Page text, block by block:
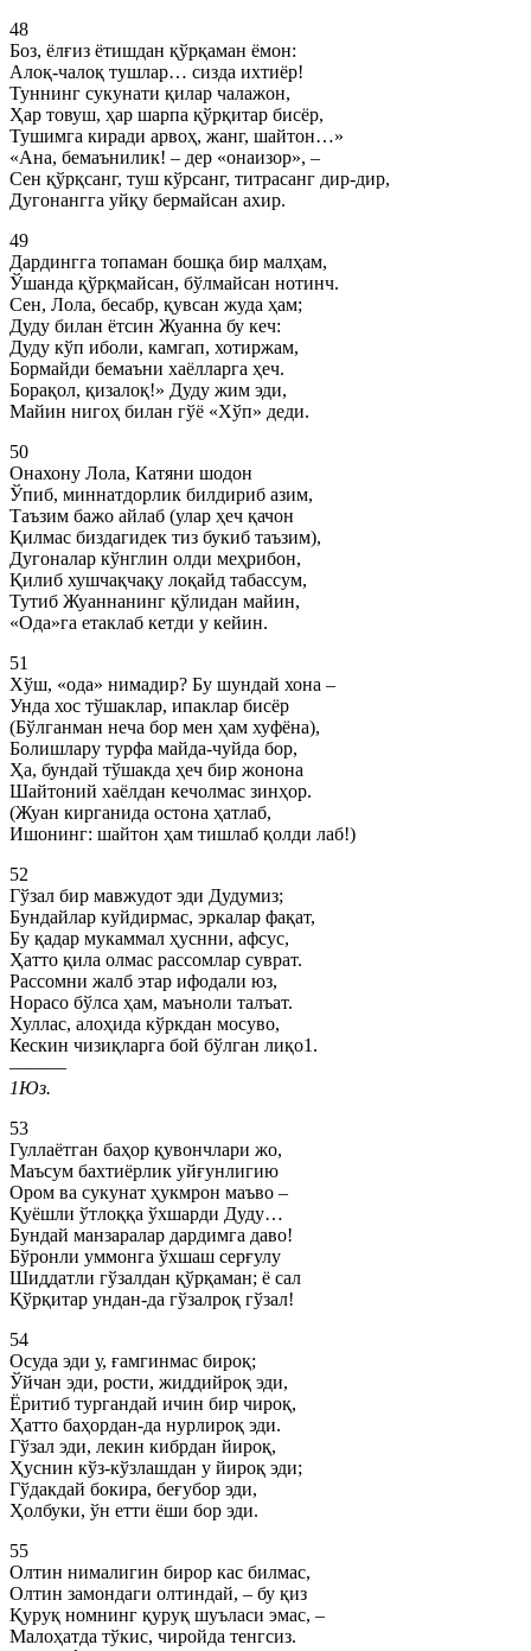
48
Боз, ёлғиз ётишдан қўрқаман ёмон:
Алоқ-чалоқ тушлар… сизда ихтиёр!
Туннинг сукунати қилар чалажон,
Ҳар товуш, ҳар шарпа қўрқитар бисёр,
Тушимга киради арвоҳ, жанг, шайтон…»
«Ана, бемаънилик! – дер «онаизор», –
Сен қўрқсанг, туш кўрсанг, титрасанг дир-дир,
Дугонангга уйқу бермайсан ахир.
49
Дардингга топаман бошқа бир малҳам,
Ўшанда қўрқмайсан, бўлмайсан нотинч.
Сен, Лола, бесабр, қувсан жуда ҳам;
Дуду билан ётсин Жуанна бу кеч:
Дуду кўп иболи, камгап, хотиржам,
Бормайди бемаъни хаёлларга ҳеч.
Борақол, қизалоқ!» Дуду жим эди,
Майин нигоҳ билан гўё «Хўп» деди.
50
Онахону Лола, Катяни шодон
Ўпиб, миннатдорлик билдириб азим,
Таъзим бажо айлаб (улар ҳеч қачон
Қилмас биздагидек тиз букиб таъзим),
Дугоналар кўнглин олди меҳрибон,
Қилиб хушчақчақу лоқайд табассум,
Тутиб Жуаннанинг қўлидан майин,
«Ода»га етаклаб кетди у кейин.
51
Хўш, «ода» нимадир? Бу шундай хона –
Унда хос тўшаклар, ипаклар бисёр
(Бўлганман неча бор мен ҳам хуфёна),
Болишлару турфа майда-чуйда бор,
Ҳа, бундай тўшакда ҳеч бир жонона
Шайтоний хаёлдан кечолмас зинҳор.
(Жуан кирганида остона ҳатлаб,
Ишонинг: шайтон ҳам тишлаб қолди лаб!)
52
Гўзал бир мавжудот эди Дудумиз;
Бундайлар куйдирмас, эркалар фақат,
Бу қадар мукаммал ҳуснни, афсус,
Ҳатто қила олмас рассомлар суврат.
Рассомни жалб этар ифодали юз,
Норасо бўлса ҳам, маъноли талъат.
Хуллас, алоҳида кўркдан мосуво,
Кескин чизиқларга бой бўлган лиқо1.
———
1Юз.
53
Гуллаётган баҳор қувончлари жо,
Маъсум бахтиёрлик уйғунлигию
Ором ва сукунат ҳукмрон маъво –
Қуёшли ўтлоққа ўхшарди Дуду…
Бундай манзаралар дардимга даво!
Бўронли уммонга ўхшаш серғулу
Шиддатли гўзалдан қўрқаман; ё сал
Қўрқитар ундан-да гўзалроқ гўзал!
54
Осуда эди у, ғамгинмас бироқ;
Ўйчан эди, рости, жиддийроқ эди,
Ёритиб тургандай ичин бир чироқ,
Ҳатто баҳордан-да нурлироқ эди.
Гўзал эди, лекин кибрдан йироқ,
Ҳуснин кўз-кўзлашдан у йироқ эди;
Гўдакдай бокира, беғубор эди,
Ҳолбуки, ўн етти ёши бор эди.
55
Олтин нималигин бирор кас билмас,
Олтин замондаги олтиндай, – бу қиз
Қуруқ номнинг қуруқ шуъласи эмас, –
Малоҳатда тўкис, чиройда тенгсиз.